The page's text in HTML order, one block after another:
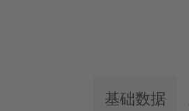
基础数据